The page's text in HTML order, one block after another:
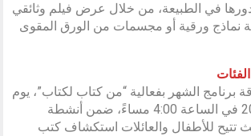
في الطبيعة، من خلال عرض فيلم وثائقي
نماذج ورقية أو مجسمات من الورق المقوى
برنامج الشهر بفعالية “من كتاب لكتاب”، يوم
الأربعاء 20 مايو 2026 في الساعة 4:00 مساءً، ضمن أنشطة
تتيح للأطفال والعائلات استكشاف كتب